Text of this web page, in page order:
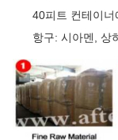
40피트 컨테이
항구: 시아멘, 상